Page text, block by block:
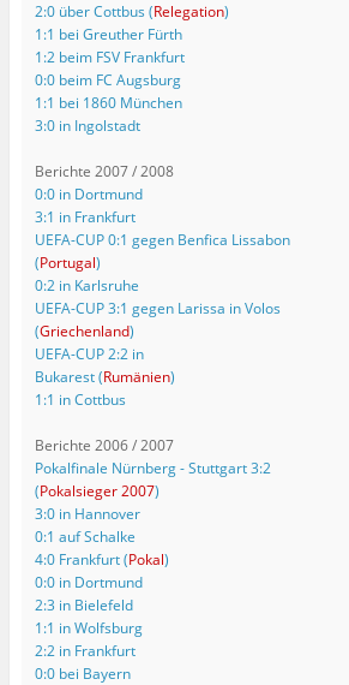
2:0 über Cottbus (Relegation)
1:1 bei Greuther Fürth
1:2 beim FSV Frankfurt
0:0 beim FC Augsburg
1:1 bei 1860 München
3:0 in Ingolstadt
Berichte 2007 / 2008
0:0 in Dortmund
3:1 in Frankfurt
UEFA-CUP 0:1 gegen Benfica Lissabon
(Portugal)
0:2 in Karlsruhe
UEFA-CUP 3:1 gegen Larissa in Volos
(Griechenland)
UEFA-CUP 2:2 in
Bukarest (Rumänien)
1:1 in Cottbus
Berichte 2006 / 2007
Pokalfinale Nürnberg - Stuttgart 3:2
(Pokalsieger 2007)
3:0 in Hannover
0:1 auf Schalke
4:0 Frankfurt (Pokal)
0:0 in Dortmund
2:3 in Bielefeld
1:1 in Wolfsburg
2:2 in Frankfurt
0:0 bei Bayern